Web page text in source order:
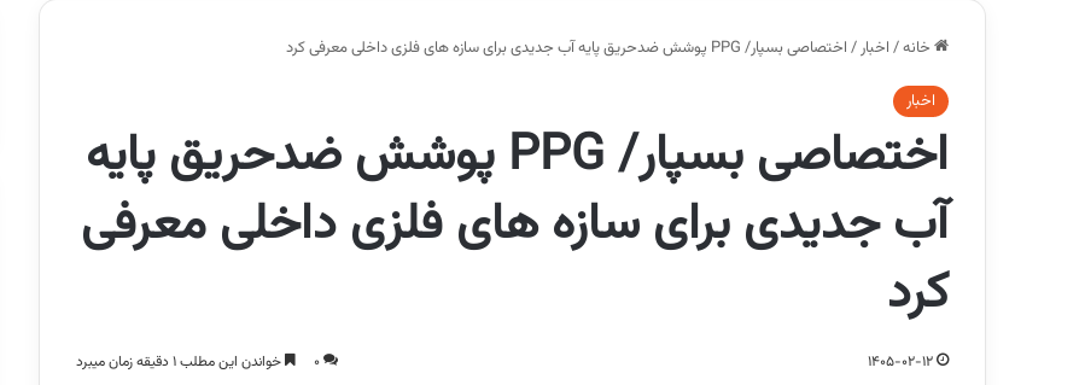
خانه/ اخبار/ اختصاصی بسپار/ PPG پوشش ضدحریق پایه آب جدیدی برای سازه های فلزی داخلی معرفی کرد
اخبار
اختصاصی بسپار/ PPG پوشش ضدحریق پایه
آب جدیدی برای سازه های فلزی داخلی معرفی
کرد
1405-02-12
0 خواندن این مطلب 1 دقیقه زمان میبرد